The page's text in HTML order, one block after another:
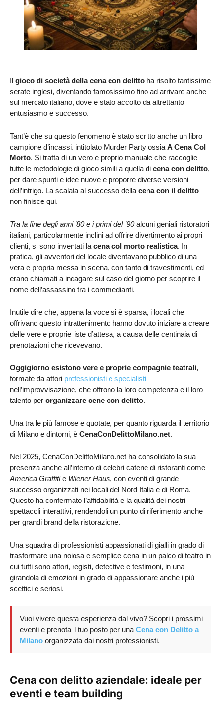
Il gioco di società della cena con delitto ha risolto tantissime
serate inglesi, diventando famosissimo fino ad arrivare anche
sul mercato italiano, dove è stato accolto da altrettanto
entusiasmo e successo.
Tant’è che su questo fenomeno è stato scritto anche un libro
campione d’incassi, intitolato Murder Party ossia A Cena Col
Morto. Si tratta di un vero e proprio manuale che raccoglie
tutte le metodologie di gioco simili a quella di cena con delitto,
per dare spunti e idee nuove e proporre diverse versioni
dell’intrigo. La scalata al successo della cena con il delitto
non finisce qui.
Tra la fine degli anni ’80 e i primi del ’90alcuni geniali ristoratori
italiani, particolarmente inclini ad offrire divertimento ai propri
clienti, si sono inventati la cena col morto realistica. In
pratica, gli avventori del locale diventavano pubblico di una
vera e propria messa in scena, con tanto di travestimenti, ed
erano chiamati a indagare sul caso del giorno per scoprire il
nome dell’assassino tra i commedianti.
Inutile dire che, appena la voce si è sparsa, i locali che
offrivano questo intrattenimento hanno dovuto iniziare a creare
delle vere e proprie liste d’attesa, a causa delle centinaia di
prenotazioni che ricevevano.
Oggigiorno esistono vere e proprie compagnie teatrali,
formate da attori professionisti e specialisti
nell’improvvisazione, che offrono la loro competenza e il loro
talento per organizzare cene con delitto.
Una tra le più famose e quotate, per quanto riguarda il territorio
di Milano e dintorni, è CenaConDelittoMilano.net.
Nel 2025, CenaConDelittoMilano.net ha consolidato la sua
presenza anche all’interno di celebri catene di ristoranti come
America Graffitie Wiener Haus, con eventi di grande
successo organizzati nei locali del Nord Italia e di Roma.
Questo ha confermato l’affidabilità e la qualità dei nostri
spettacoli interattivi, rendendoli un punto di riferimento anche
per grandi brand della ristorazione.
Una squadra di professionisti appassionati di gialli in grado di
trasformare una noiosa e semplice cena in un palco di teatro in
cui tutti sono attori, registi, detective e testimoni, in una
girandola di emozioni in grado di appassionare anche i più
scettici e seriosi.
Vuoi vivere questa esperienza dal vivo? Scopri i prossimi
eventi e prenota il tuo posto per una Cena con Delitto a
Milano organizzata dai nostri professionisti.
Cena con delitto aziendale: ideale per
eventi e team building